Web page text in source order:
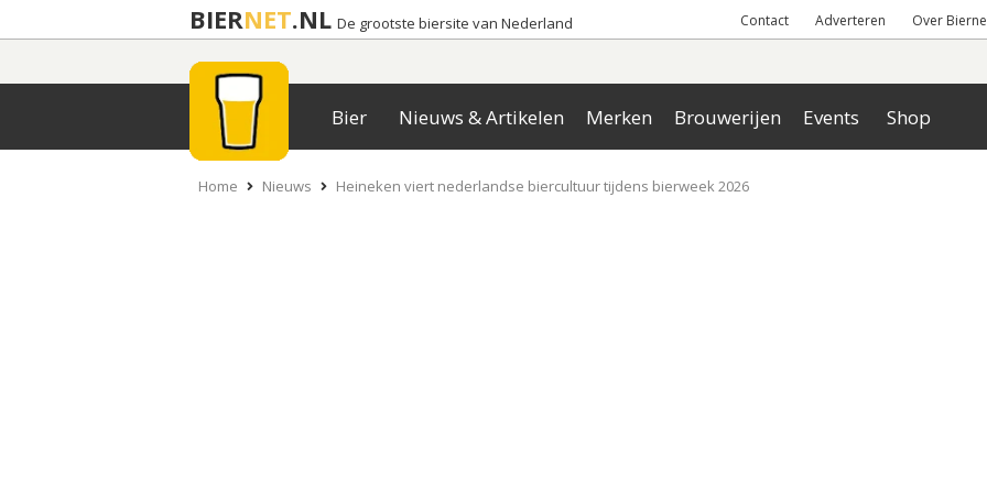
BIERNET.NL De grootste biersite van Nederland Contact Adverteren Over
Bier Nieuws & Artikelen Merken Brouwerijen Events Shop
Home Nieuws Heineken viert nederlandse biercultuur tijdens bierweek 2026